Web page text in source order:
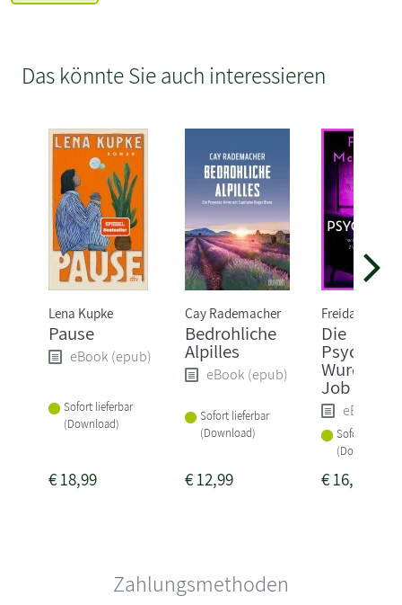
Das könnte Sie auch interessieren
Lena Kupke
Pause
eBook (epub)
Sofort lieferbar
(Download)
€18,99
Cay Rademacher
Bedrohliche
Alpilles
eBook (epub)
Sofort lieferbar
(Download)
€12,99
Freida
Die
Wurde ihr
Job zum
eBook
Sofort
(Download)
€16,99
Zahlungsmethoden